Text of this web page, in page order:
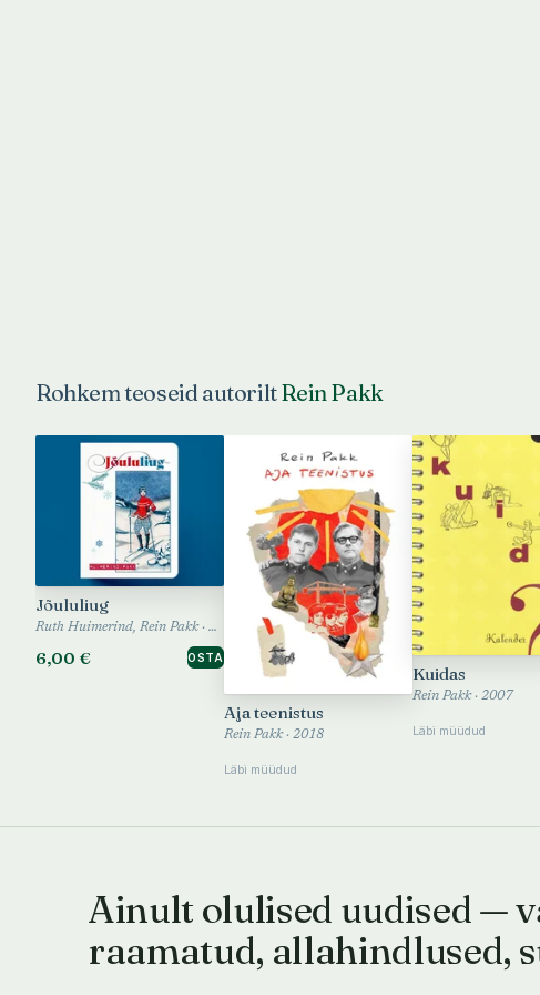
Rohkem teoseid autoriltRein Pakk
Jõululiug
Ruth Huimerind, Rein Pakk · 2024
6,00 € OSTA
Aja teenistus
Rein Pakk · 2018
Läbi müüdud
Kuidas
Rein Pakk · 2007
Läbi müüdud
Ainult olulised uudised —
raamatud, allahindlused,